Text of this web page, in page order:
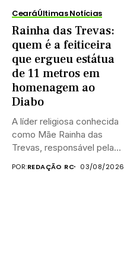
CearáÚltimas Notícias
Rainha das Trevas:
quem é a feiticeira
que ergueu estátua
de 11 metros em
homenagem ao
Diabo
A líder religiosa conhecida
como Mãe Rainha das
Trevas, responsável pela
POR:REDAÇÃO RC 03/08/2026